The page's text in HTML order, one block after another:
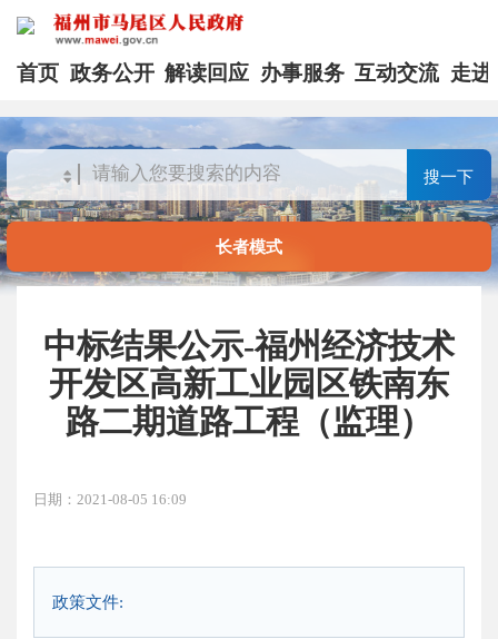
首页 政务公开 解读回应 办事服务 互动交流 走进
搜一下
长者模式
中标结果公示-福州经济技术
开发区高新工业园区铁南东
路二期道路工程（监理）
日期：2021-08-05 16:09
政策文件: